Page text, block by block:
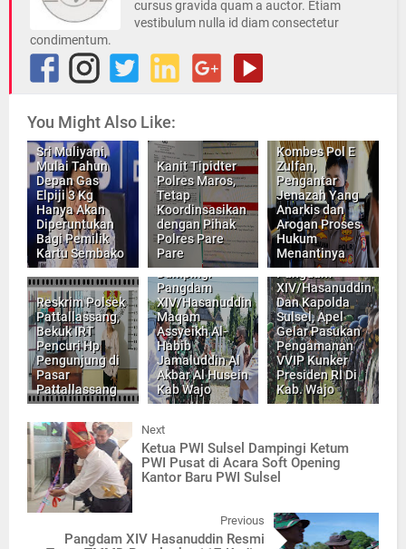
cursus gravida quam a auctor. Etiam
vestibulum nulla id diam consectetur
condimentum.
You Might Also Like:
Sri Muliyani,
Mulai Tahun
Depan Gas
Elpiji 3 Kg
Hanya Akan
Diperuntukan
Bagi Pemilik
Kartu Sembako
Kanit Tipidter
Polres Maros,
Tetap
Koordinsasikan
dengan Pihak
Polres Pare
Pare
Kombes Pol E
Zulfan,
Pengantar
Jenazah Yang
Anarkis dan
Arogan Proses
Hukum
Menantinya
Reskrim Polsek
Pattallassang,
Bekuk IRT
Pencuri Hp
Pengunjung di
Pasar
Pattallassang
Danrem 141/Tp
Pangdam
XIV/Hasanuddin
Maqam
Assyeikh Al-
Habib
Jamaluddin Al
Akbar Al Husein
Kab Wajo
XIV/Hasanuddin
Dan Kapolda
Sulsel, Apel
Gelar Pasukan
Pengamanan
VVIP Kunker
Presiden RI Di
Kab. Wajo
Next
Ketua PWI Sulsel Dampingi Ketum
PWI Pusat di Acara Soft Opening
Kantor Baru PWI Sulsel
Previous
Pangdam XIV Hasanuddin Resmi